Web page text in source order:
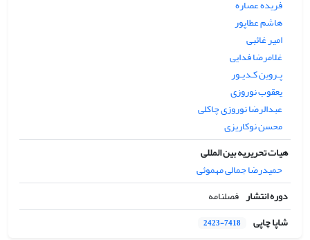
فریده عصاره
هاشم عطاپور
امیر غائبی
غلامرضا فدایی
پـروین کـدیـور
یعقوب نوروزی
عبدالرضا نوروزی چاکلی
محسن نوکاریزی
هیات تحریریه بین المللی
حمیدرضا جمالی مهموئی
دوره انتشار فصلنامه
شاپا چاپی
2423-7418